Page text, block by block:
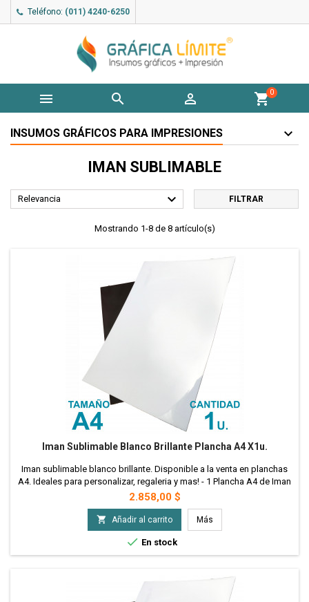
Teléfono: (011) 4240-6250
   shopping_cart0
INSUMOS GRÁFICOS PARA IMPRESIONES
IMAN SUBLIMABLE
Relevancia  FILTRAR
Mostrando 1-8 de 8 artículo(s)
Iman Sublimable Blanco Brillante Plancha A4 X1u.
Iman sublimable blanco brillante. Disponible a la venta en planchas
A4. Ideales para personalizar, regaleria y mas! - 1 Plancha A4 de Iman
Sublimable
Precio
2.858,00 $
 Añadir al carrito Más
 En stock